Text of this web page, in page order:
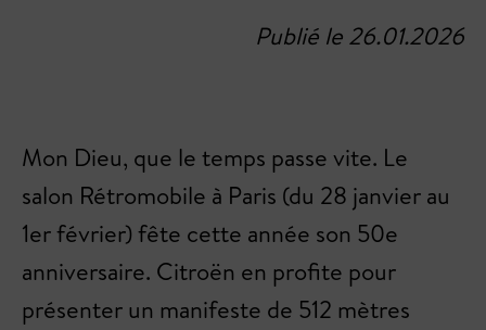
Publié le 26.01.2026
Mon Dieu, que le temps passe vite. Le
salon Rétromobile à Paris (du 28 janvier au
1er février) fête cette année son 50e
anniversaire. Citroën en profite pour
présenter un manifeste de 512 mètres